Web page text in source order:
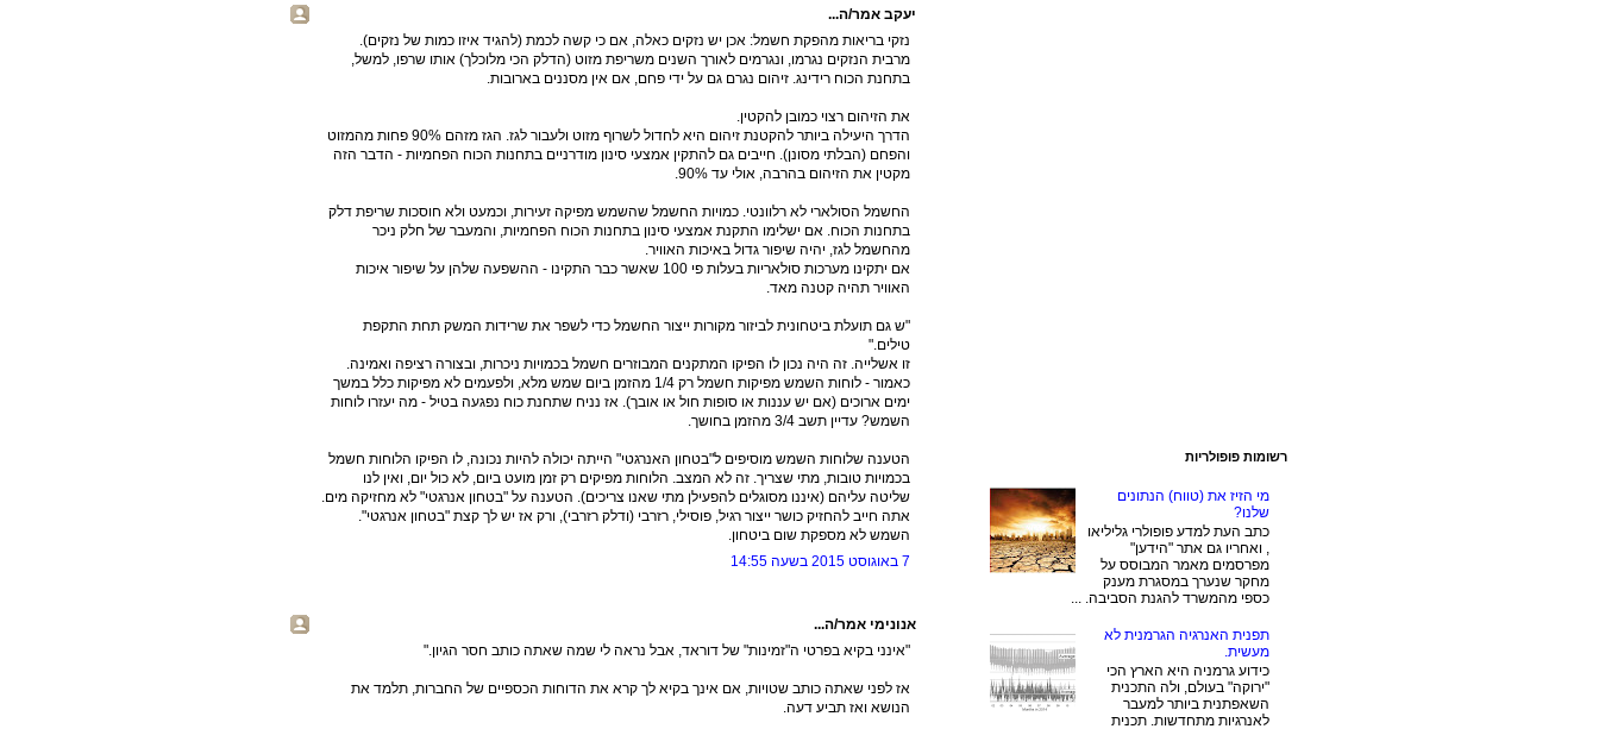
יעקב אמר/ה...
נזקי בריאות מהפקת חשמל: אכן יש נזקים כאלה, אם כי קשה לכמת (להגיד איזו כמות של נזקים).
מרבית הנזקים נגרמו, ונגרמים לאורך השנים משריפת מזוט (הדלק הכי מלוכלך) אותו שרפו, למשל,
בתחנת הכוח רידינג. זיהום נגרם גם על ידי פחם, אם אין מסננים בארובות.
את הזיהום רצוי כמובן להקטין.
הדרך היעילה ביותר להקטנת זיהום היא לחדול לשרוף מזוט ולעבור לגז. הגז מזהם 90% פחות מהמזוט
והפחם (הבלתי מסונן). חייבים גם להתקין אמצעי סינון מודרניים בתחנות הכוח הפחמיות - הדבר הזה
מקטין את הזיהום בהרבה, אולי עד 90%.
החשמל הסולארי לא רלוונטי. כמויות החשמל שהשמש מפיקה זעירות, וכמעט ולא חוסכות שריפת דלק
בתחנות הכוח. אם ישלימו התקנת אמצעי סינון בתחנות הכוח הפחמיות, והמעבר של חלק ניכר
מהחשמל לגז, יהיה שיפור גדול באיכות האוויר.
אם יתקינו מערכות סולאריות בעלות פי 100 שאשר כבר התקינו - ההשפעה שלהן על שיפור איכות
האוויר תהיה קטנה מאד.
"ש גם תועלת ביטחונית לביזור מקורות ייצור החשמל כדי לשפר את שרידות המשק תחת התקפת
טילים."
זו אשלייה. זה היה נכון לו הפיקו המתקנים המבוזרים חשמל בכמויות ניכרות, ובצורה רציפה ואמינה.
כאמור - לוחות השמש מפיקות חשמל רק 1/4 מהזמן ביום שמש מלא, ולפעמים לא מפיקות כלל במשך
ימים ארוכים (אם יש עננות או סופות חול או אובך). אז נניח שתחנת כוח נפגעה בטיל - מה יעזרו לוחות
השמש? עדיין תשב 3/4 מהזמן בחושך.
הטענה שלוחות השמש מוסיפים ל"בטחון האנרגטי" הייתה יכולה להיות נכונה, לו הפיקו הלוחות חשמל
בכמויות טובות, מתי שצריך. זה לא המצב. הלוחות מפיקים רק זמן מועט ביום, לא כול יום, ואין לנו
שליטה עליהם (איננו מסוגלים להפעילן מתי שאנו צריכים). הטענה על "בטחון אנרגטי" לא מחזיקה מים.
אתה חייב להחזיק כושר ייצור רגיל, פוסילי, רזרבי (ודלק רזרבי), ורק אז יש לך קצת "בטחון אנרגטי".
השמש לא מספקת שום ביטחון.
7 באוגוסט 2015 בשעה 14:55
אנונימי אמר/ה...
"אינני בקיא בפרטי ה"זמינות" של דוראד, אבל נראה לי שמה שאתה כותב חסר הגיון."
אז לפני שאתה כותב שטויות, אם אינך בקיא לך קרא את הדוחות הכספיים של החברות, תלמד את
הנושא ואז תביע דעה.
רשומות פופולריות
מי הזיז את (טווח) הנתונים
שלנו?
כתב העת למדע פופולרי גליליאו
, ואחריו גם אתר "הידען"
מפרסמים מאמר המבוסס על
מחקר שנערך במסגרת מענק
כספי מהמשרד להגנת הסביבה. ...
תפנית האנרגיה הגרמנית לא
מעשית.
כידוע גרמניה היא הארץ הכי
"ירוקה" בעולם, ולה התכנית
השאפתנית ביותר למעבר
לאנרגיות מתחדשות. תכנית